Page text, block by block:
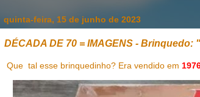
quinta-feira, 15 de junho de 2023
DÉCADA DE 70 = IMAGENS - Brinquedo:
Que tal esse brinquedinho? Era vendido em